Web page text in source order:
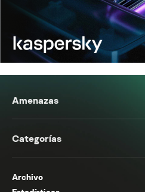
Amenazas
Categorías
Archivo